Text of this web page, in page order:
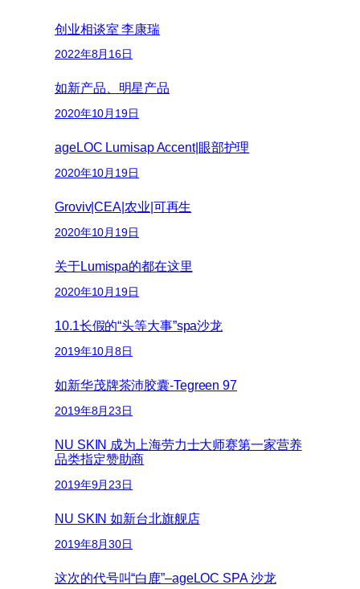
创业相谈室 李康瑞
2022年8月16日
如新产品、明星产品
2020年10月19日
ageLOC Lumisap Accent|眼部护理
2020年10月19日
Groviv|CEA|农业|可再生
2020年10月19日
关于Lumispa的都在这里
2020年10月19日
10.1长假的“头等大事”spa沙龙
2019年10月8日
如新华茂牌茶沛胶囊-Tegreen 97
2019年8月23日
NU SKIN 成为上海劳力士大师赛第一家营养
品类指定赞助商
2019年9月23日
NU SKIN 如新台北旗舰店
2019年8月30日
这次的代号叫“白鹿”–ageLOC SPA 沙龙